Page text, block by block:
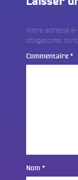
Votre adresse
obligatoires
Commentaire *
Nom *